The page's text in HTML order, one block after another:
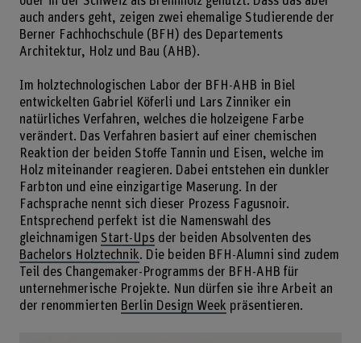
auch anders geht, zeigen zwei ehemalige Studierende der
Berner Fachhochschule (BFH) des Departements
Architektur, Holz und Bau (AHB).
Im holztechnologischen Labor der BFH-AHB in Biel
entwickelten Gabriel Köferli und Lars Zinniker ein
natürliches Verfahren, welches die holzeigene Farbe
verändert. Das Verfahren basiert auf einer chemischen
Reaktion der beiden Stoffe Tannin und Eisen, welche im
Holz miteinander reagieren. Dabei entstehen ein dunkler
Farbton und eine einzigartige Maserung. In der
Fachsprache nennt sich dieser Prozess Fagusnoir.
Entsprechend perfekt ist die Namenswahl des
gleichnamigen Start-Upsder beiden Absolventen des
Bachelors Holztechnik. Die beiden BFH-Alumni sind zudem
Teil des Changemaker-Programms der BFH-AHB für
unternehmerische Projekte. Nun dürfen sie ihre Arbeit an
der renommierten Berlin Design Week präsentieren.